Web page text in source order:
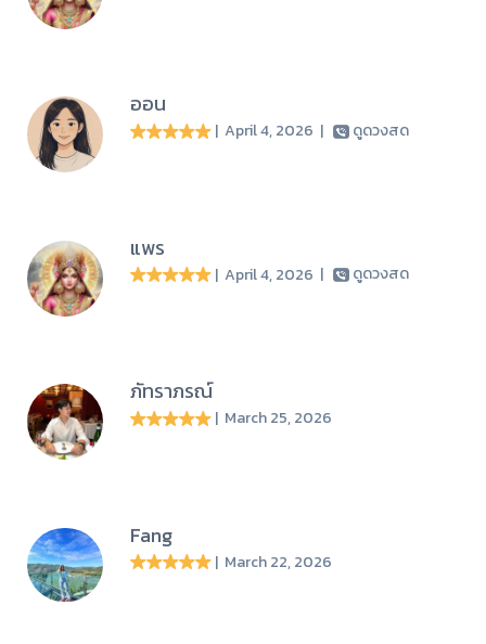
ออน
| April 4, 2026 | ดูดวงสด
แพร
| April 4, 2026 | ดูดวงสด
ภัทราภรณ์
| March 25, 2026
Fang
| March 22, 2026